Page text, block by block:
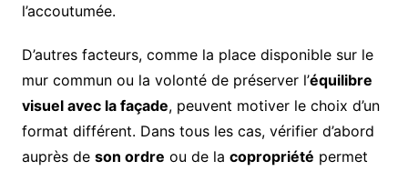
l’accoutumée.
D’autres facteurs, comme la place disponible sur le
mur commun ou la volonté de préserver l’équilibre
visuel avec la façade, peuvent motiver le choix d’un
format différent. Dans tous les cas, vérifier d’abord
auprès de son ordre ou de la copropriété permet